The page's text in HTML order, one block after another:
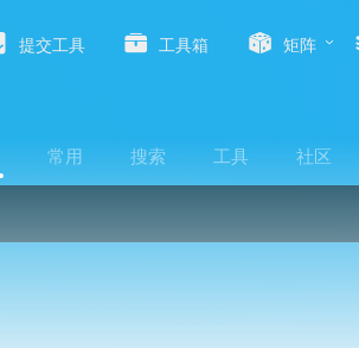
提交工具 工具箱 矩阵
常用 搜索 工具 社区